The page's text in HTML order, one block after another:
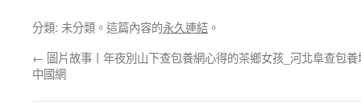
分類: 未分類。這篇內容的永久連結 。
← 圖片故事丨年夜別山下查包養網心得的茶鄉女孩_
中國網
河北阜查包